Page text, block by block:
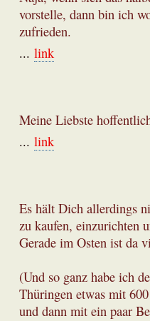
vorstelle, dann bin ich
zufrieden.
... link
Meine Liebste
... link
Es hält Dich allerdings
zu kaufen, einzurichten
Gerade im Osten ist da
(Und so ganz habe ich
Thüringen etwas mit
und dann mit ein paar